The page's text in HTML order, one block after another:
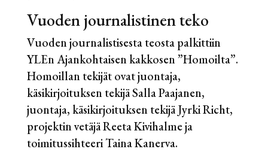
Vuoden journalistinen teko
Vuoden journalistisesta teosta palkittiin
YLEn Ajankohtaisen kakkosen ”Homoilta”.
Homoillan tekijät ovat juontaja,
käsikirjoituksen tekijä Salla Paajanen,
juontaja, käsikirjoituksen tekijä Jyrki Richt,
projektin vetäjä Reeta Kivihalme ja
toimitussihteeri Taina Kanerva.